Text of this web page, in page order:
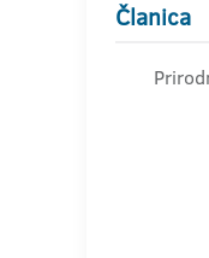
Članica